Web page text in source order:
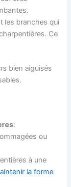
les branches qui
Ce
bien aiguisés
:
ou
à une
la forme